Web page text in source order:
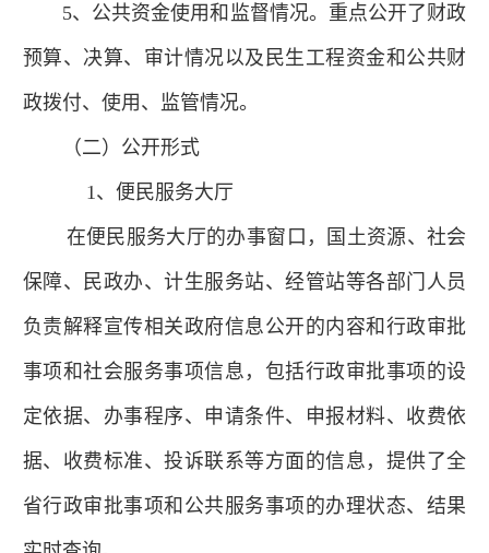
5、公共资金使用和监督情况。重点公开了财政
预算、决算、审计情况以及民生工程资金和公共财
政拨付、使用、监管情况。
（二）公开形式
1、便民服务大厅
在便民服务大厅的办事窗口，国土资源、社会
保障、民政办、计生服务站、经管站等各部门人员
负责解释宣传相关政府信息公开的内容和行政审批
事项和社会服务事项信息，包括行政审批事项的设
定依据、办事程序、申请条件、申报材料、收费依
据、收费标准、投诉联系等方面的信息，提供了全
省行政审批事项和公共服务事项的办理状态、结果